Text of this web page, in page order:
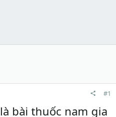
#1
là bài thuốc nam gia